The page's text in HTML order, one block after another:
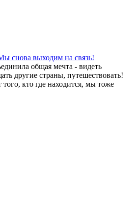
снова выходим на связь!
общая мечта - видеть
другие страны, путешествовать!
кто где находится, мы тоже